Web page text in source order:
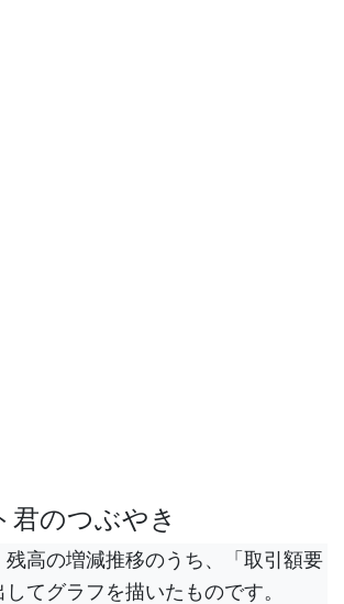
君のつぶやき
残高の増減推移のうち、「取引額要
てグラフを描いたものです。